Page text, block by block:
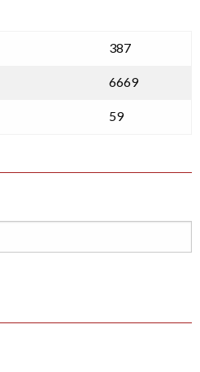
387
6669
59